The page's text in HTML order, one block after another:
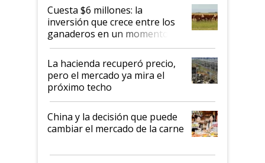
Cuesta $6 millones: la
inversión que crece entre los
ganaderos en un momento
histórico para la actividad
La hacienda recuperó precio,
pero el mercado ya mira el
próximo techo
China y la decisión que puede
cambiar el mercado de la carne